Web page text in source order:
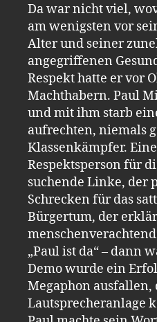
Da war nicht viel,
am wenigsten vor
Alter und seiner
angegriffenen
Respekt hatte er vor
Machthabern. Paul
und mit ihm starb
aufrechten, niemals
Klassenkämpfer.
Respektsperson für
suchende Linke, der
Schrecken für das
Bürgertum, der
„Paul ist da“ – dann
Demo wurde ein
Megaphon
Lautsprecheranlage